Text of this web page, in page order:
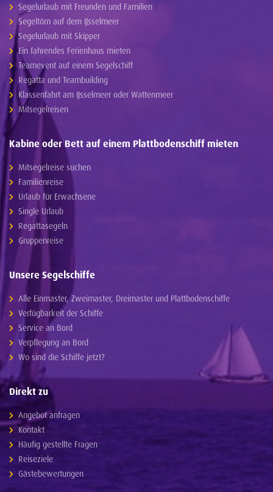
Segelurlaub mit Freunden und Familien
Segeltörn auf dem IJsselmeer
Segelurlaub mit Skipper
Ein fahrendes Ferienhaus mieten
Teamevent auf einem Segelschiff
Regatta und Teambuilding
Klassenfahrt am IJsselmeer oder Wattenmeer
Mitsegelreisen
Kabine oder Bett auf einem Plattbodenschiff mieten
Mitsegelreise suchen
Familienreise
Urlaub für Erwachsene
Single Urlaub
Regattasegeln
Gruppenreise
Unsere Segelschiffe
Alle Einmaster, Zweimaster, Dreimaster und Plattbodenschiffe
Verfügbarkeit der Schiffe
Service an Bord
Verpflegung an Bord
Wo sind die Schiffe jetzt?
Direkt zu
Angebot anfragen
Kontakt
Häufig gestellte Fragen
Reiseziele
Gästebewertungen